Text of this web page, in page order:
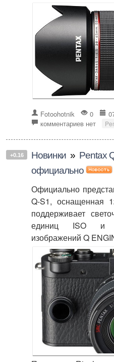
Fotoohotnik 0
комментариев нет
+0.16 Новинки » Pentax
официально
Официально
Q-S1, оснащенная
поддерживает
единиц ISO и
изображений Q